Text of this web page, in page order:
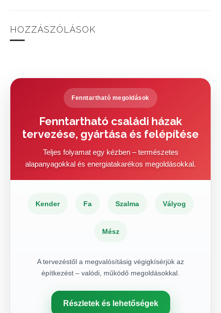
HOZZÁSZÓLÁSOK
Fenntartható megoldások
Fenntartható családi házak
tervezése, gyártása és felépítése
Teljes folyamat egy kézben – természetes
alapanyagokkal és energiatakarékos megoldásokkal.
Kender Fa Szalma Vályog
Mész
A tervezéstől a megvalósításig végigkísérjük az
építkezést – valódi, működő megoldásokkal.
Részletek és lehetőségek